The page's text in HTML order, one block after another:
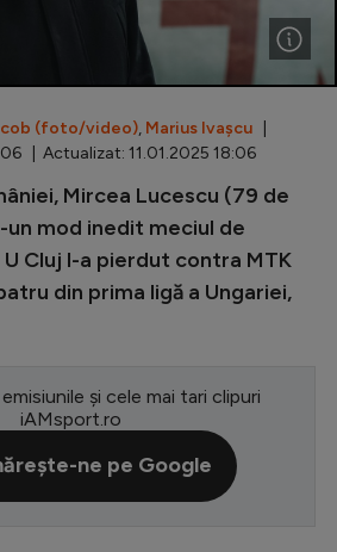
League
League
League
(foto/video), Marius Ivașcu
| Actualizat: 11.01.2025 18:06
Mircea Lucescu (79 de
mod inedit meciul de
Cluj l-a pierdut contra MTK
din prima ligă a Ungariei,
și cele mai tari clipuri
iAMsport.ro
ne pe Google